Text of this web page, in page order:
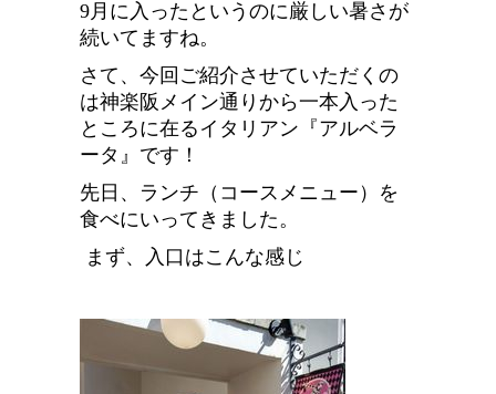
9月に入ったというのに厳しい暑さが
続いてますね。
さて、今回ご紹介させていただくの
は神楽阪メイン通りから一本入った
ところに在るイタリアン『アルベラ
ータ』です！
先日、ランチ（コースメニュー）を
食べにいってきました。
まず、入口はこんな感じ